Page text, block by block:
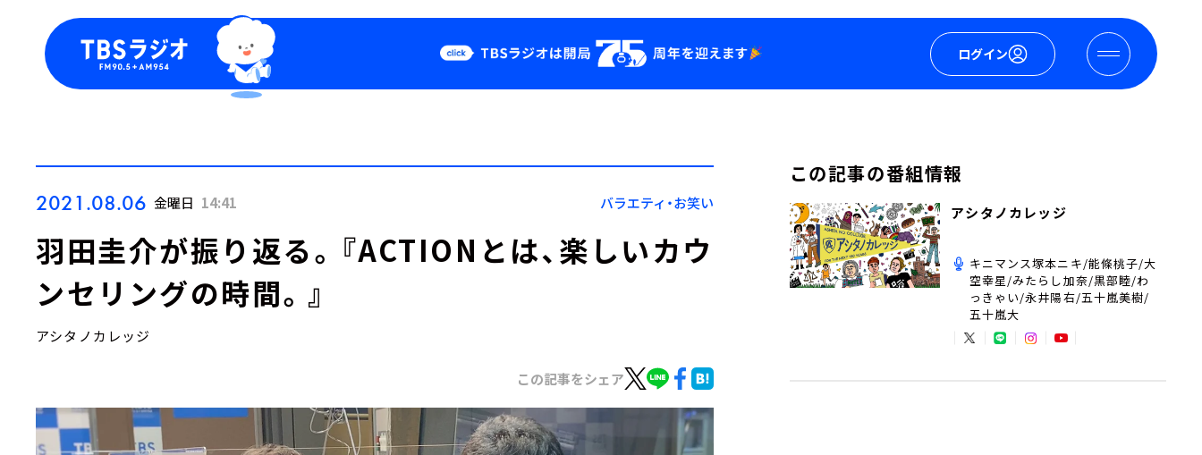
ログイン
Podcast
YouTube
会社情報
2021.08.06 金曜日 14:41 バラエティ・お笑い
羽田圭介が振り返る。『ACTIONとは、楽しいカウ
ンセリングの時間。』
アシタノカレッジ
この記事をシェア
この記事の番組情報
アシタノカレッジ
キニマンス塚本ニキ/能條桃子/大
空幸星/みたらし加奈/黒部睦/わ
っきゃい/永井陽右/五十嵐美樹/
五十嵐大